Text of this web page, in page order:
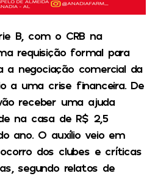
B, com o CRB na
requisição formal para
a negociação comercial da
a uma crise financeira. De
receber uma ajuda
na casa de R$ 2,5
ano. O auxílio veio em
dos clubes e críticas
segundo relatos de